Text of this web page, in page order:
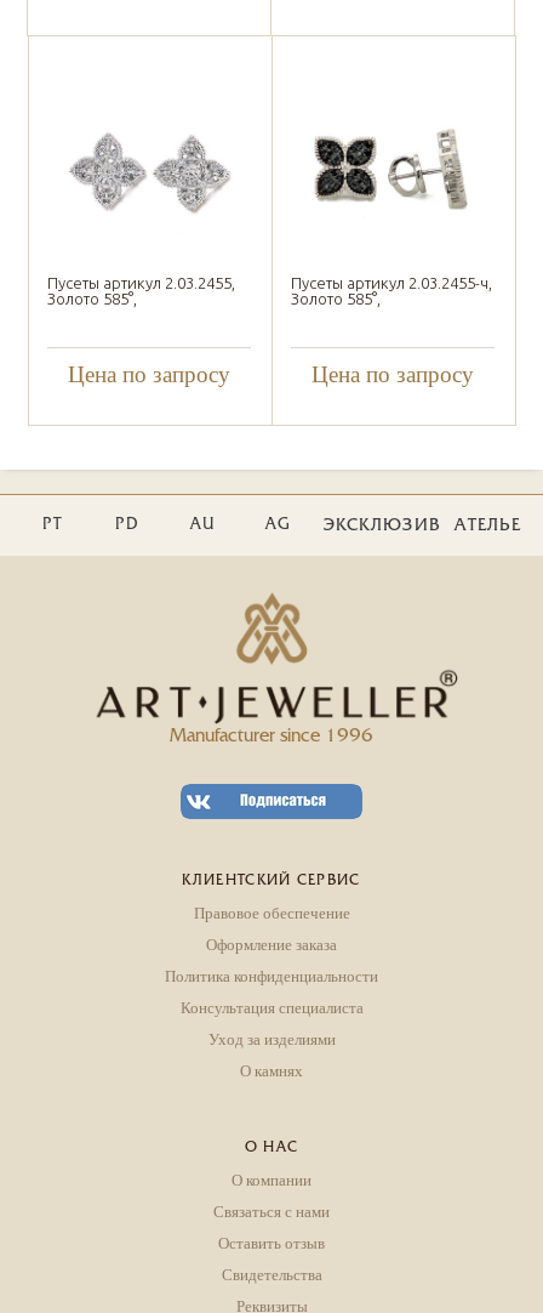
Пусеты артикул 2.03.2455,
Золото 585°,
Цена по запросу
Пусеты артикул 2.03.2455-ч,
Золото 585°,
Цена по запросу
PT PD AU AG ЭКСКЛЮЗИВ АТЕЛЬЕ
Manufacturer since 1996
КЛИЕНТСКИЙ СЕРВИС
Правовое обеспечение
Оформление заказа
Политика конфиденциальности
Консультация специалиста
Уход за изделиями
О камнях
О НАС
О компании
Связаться с нами
Оставить отзыв
Свидетельства
Реквизиты